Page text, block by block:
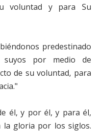
voluntad y para Su
predestinado
por medio de
de su voluntad, para
él, y por él, y para él,
la gloria por los siglos.